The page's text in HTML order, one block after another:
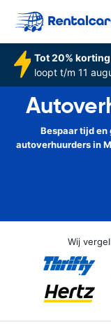
Tot 20%
loopt t/m 11
Bespaar tijd en
autoverhuurders in
Wij